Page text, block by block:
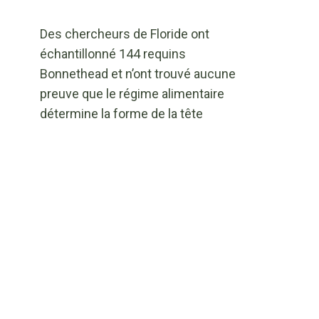
Des chercheurs de Floride ont
échantillonné 144 requins
Bonnethead et n’ont trouvé aucune
preuve que le régime alimentaire
détermine la forme de la tête